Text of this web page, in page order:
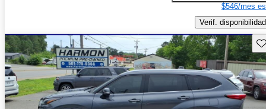
$546/mes
Verif. disponibilidad